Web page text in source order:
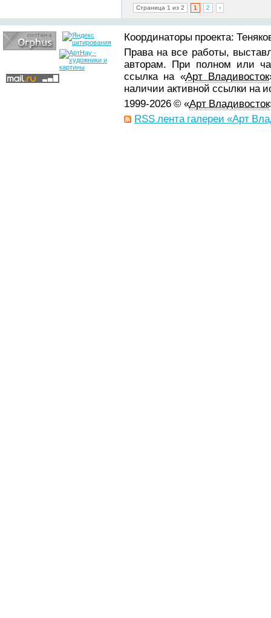
Страница 1 из 2 1 2 ›
Координаторы проекта:
Права на все работы,
авторам. При полном или
ссылка на «Арт Владивосток
наличии активной ссылки на
1999-2026 © «Арт Владивосток
RSS лента галереи «Арт